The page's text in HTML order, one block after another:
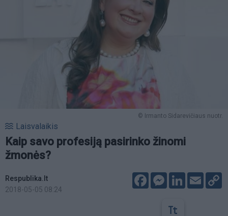
© Irmanto Sidarevičiaus nuotr.
Laisvalaikis
Kaip savo profesiją pasirinko žinomi
žmonės?
Respublika.lt
2018-05-05 08:24
FacebookMessenger
LinkedIn
Email